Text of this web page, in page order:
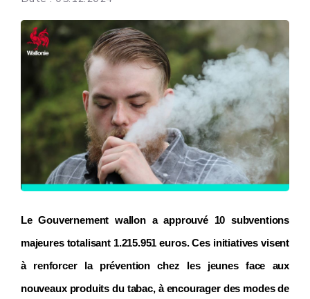
Le Gouvernement wallon a approuvé 10 subventions
majeures totalisant 1.215.951 euros. Ces initiatives visent
à renforcer la prévention chez les jeunes face aux
nouveaux produits du tabac, à encourager des modes de